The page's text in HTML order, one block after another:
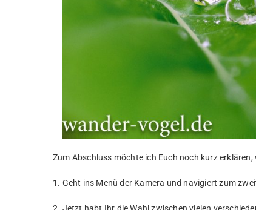
Zum Abschluss möchte ich Euch noch kurz
1. Geht ins Menü der Kamera und navigiert zum